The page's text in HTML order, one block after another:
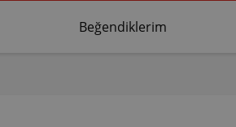
Beğendiklerim